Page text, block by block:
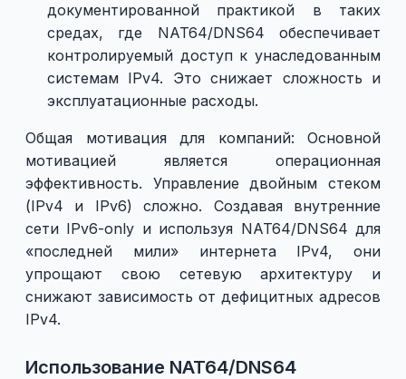
документированной практикой в таких
средах, где NAT64/DNS64 обеспечивает
контролируемый доступ к унаследованным
системам IPv4. Это снижает сложность и
эксплуатационные расходы.
Общая мотивация для компаний: Основной
мотивацией является операционная
эффективность. Управление двойным стеком
(IPv4 и IPv6) сложно. Создавая внутренние
сети IPv6-only и используя NAT64/DNS64 для
«последней мили» интернета IPv4, они
упрощают свою сетевую архитектуру и
снижают зависимость от дефицитных адресов
IPv4.
Использование NAT64/DNS64